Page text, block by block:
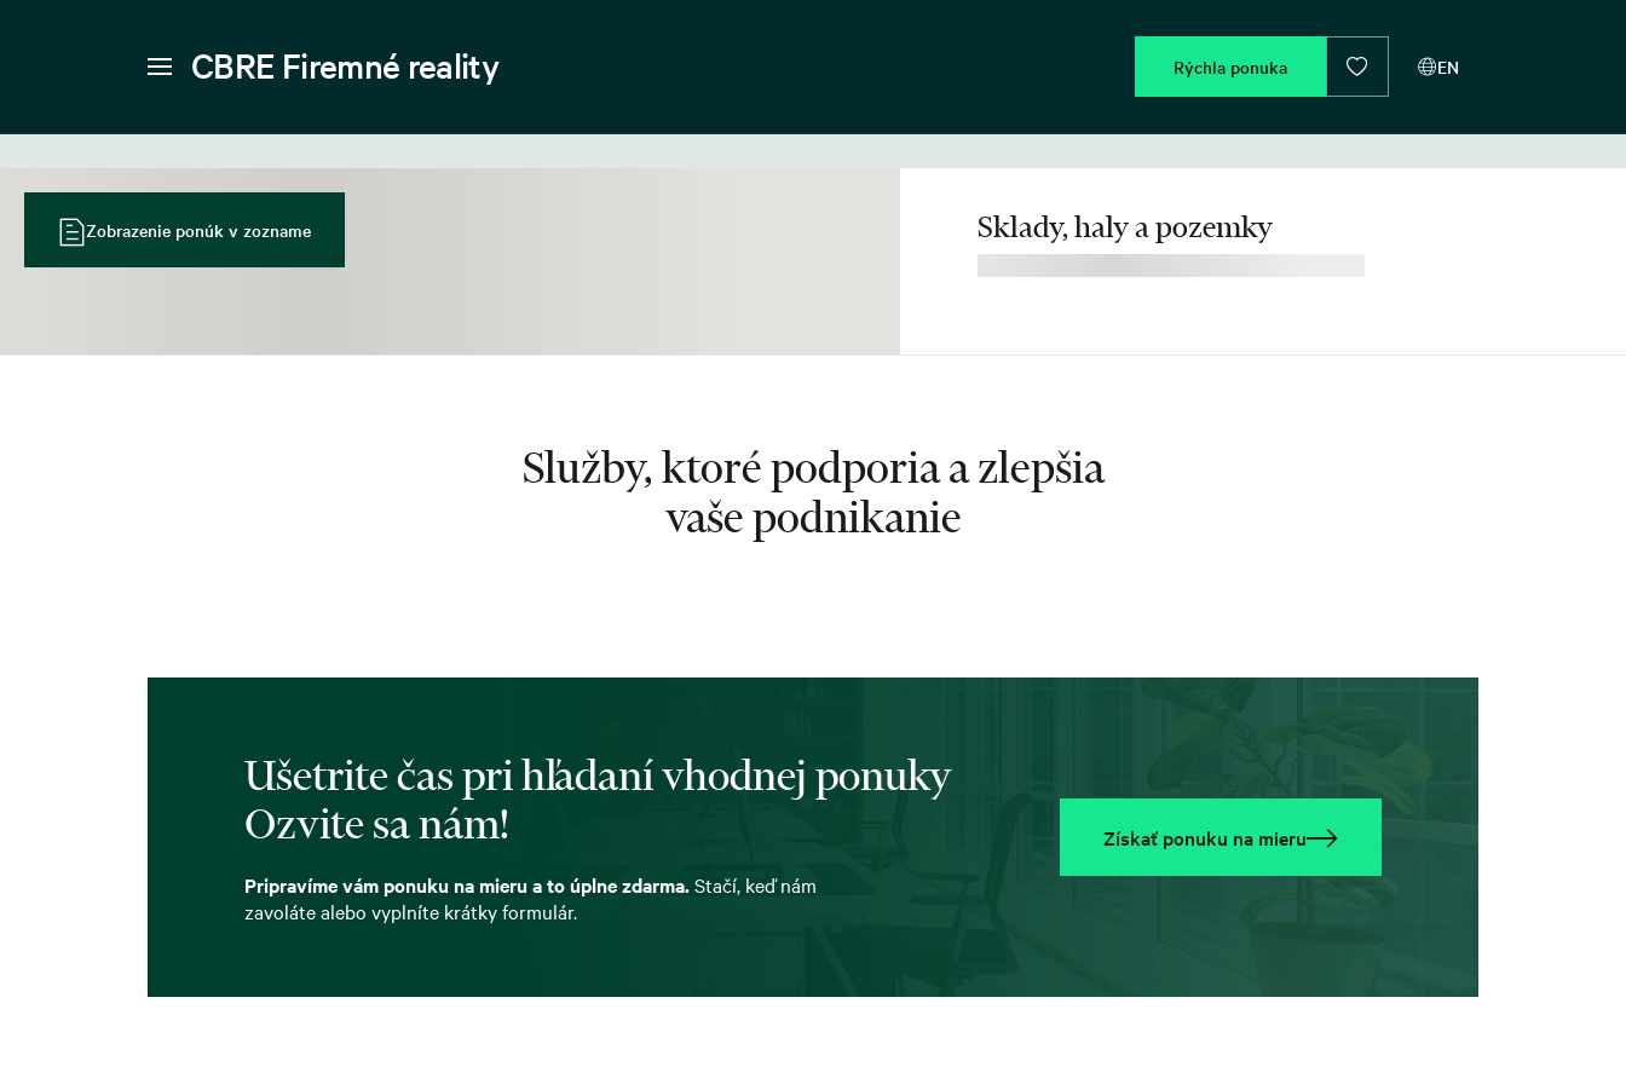
CBRE Firemné reality Rýchla ponuka EN
Zobrazenie ponúk v zozname Sklady, haly a pozemky
Služby, ktoré podporia a zlepšia
vaše podnikanie
Ušetrite čas pri hľadaní vhodnej ponuky
Ozvite sa nám!
Pripravíme vám ponuku na mieru a to úplne zdarma.Stačí, keď nám
zavoláte alebo vyplníte krátky formulár.
Získať ponuku na mieru